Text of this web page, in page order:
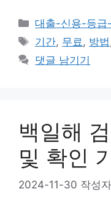
카
테
리
대출-신용-등급
태
그
기간, 무료, 방법
댓글 남기기
백일해
및 확인
2024-11-30 작성